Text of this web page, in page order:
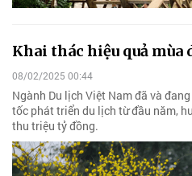
Khai thác hiệu quả mùa
08/02/2025 00:44
Ngành Du lịch Việt Nam đã và
tốc phát triển du lịch từ đầu năm,
thu triệu tỷ đồng.